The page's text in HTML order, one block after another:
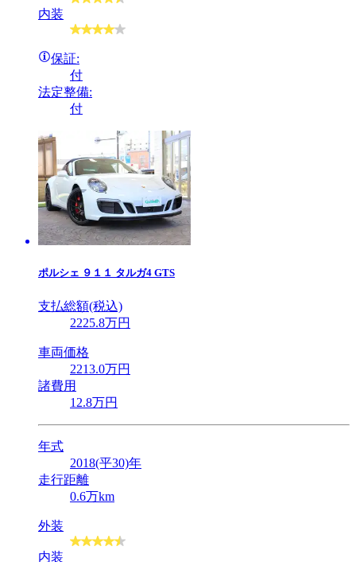
内装
保証:
付
法定整備:
付
ポルシェ ９１１ タルガ4 GTS
支払総額(税込)
2225.8万円
車両価格
2213.0万円
諸費用
12.8万円
年式
2018(平30)年
走行距離
0.6万km
外装
内装